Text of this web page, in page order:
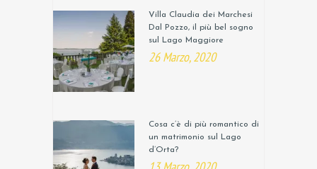
Villa Claudia dei Marchesi
Dal Pozzo, il più bel sogno
sul Lago Maggiore
26 Marzo, 2020
Cosa c’è di più romantico di
un matrimonio sul Lago
d’Orta?